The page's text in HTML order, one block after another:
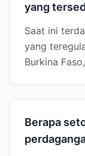
yang
Saat ini
yang
Burkina
Berapa